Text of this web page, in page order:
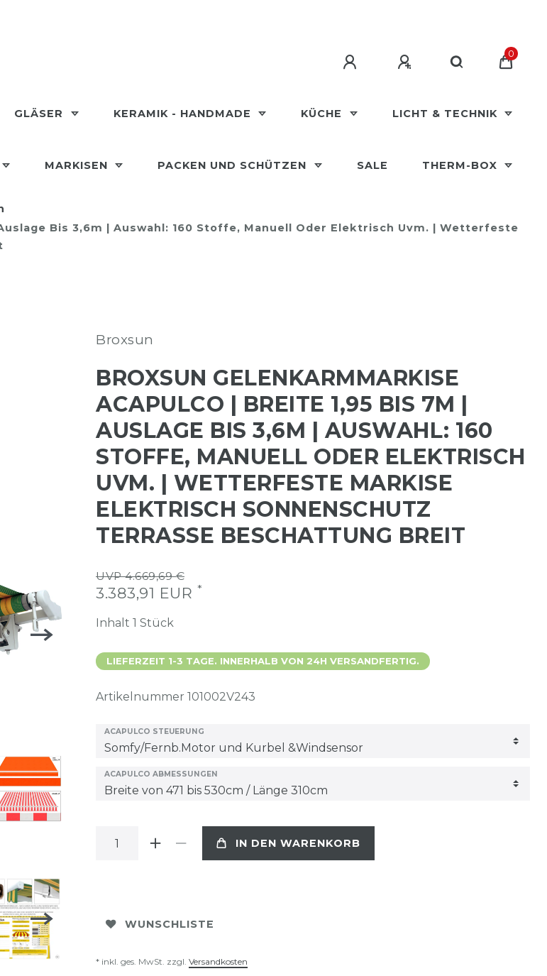
0
GLÄSER KERAMIK - HANDMADE KÜCHE LICHT & TECHNIK
MARKISEN PACKEN UND SCHÜTZEN SALE THERM-BOX
Bis 3,6m | Auswahl: 160 Stoffe, Manuell Oder Elektrisch Uvm. | Wetterfeste
Broxsun
BROXSUN GELENKARMMARKISE
ACAPULCO | BREITE 1,95 BIS 7M |
AUSLAGE BIS 3,6M | AUSWAHL: 160
STOFFE, MANUELL ODER ELEKTRISCH
UVM. | WETTERFESTE MARKISE
ELEKTRISCH SONNENSCHUTZ
TERRASSE BESCHATTUNG BREIT
UVP 4.669,69 €
3.383,91 EUR *
Inhalt 1 Stück
LIEFERZEIT 1-3 TAGE. INNERHALB VON 24H VERSANDFERTIG.
Artikelnummer 101002V243
ACAPULCO STEUERUNG
ACAPULCO ABMESSUNGEN
IN DEN WARENKORB
WUNSCHLISTE
* inkl. ges. MwSt. zzgl. Versandkosten